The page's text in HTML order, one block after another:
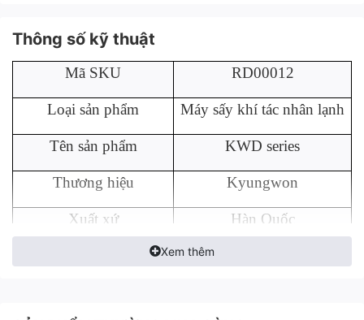
Thông số kỹ thuật
Mã SKU RD00012
Loại sản phẩm Máy sấy khí tác nhân lạnh
Tên sản phẩm KWD series
Thương hiệu Kyungwon
Xuất xứ Hàn Quốc
Xem thêm